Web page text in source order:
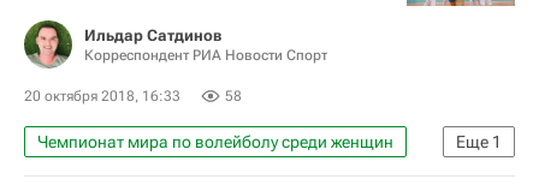
Ильдар Сатдинов
Корреспондент РИА Новости Спорт
20 октября 2018, 16:33 58
Еще 1
Чемпионат мира по волейболу среди женщин
Волейбол